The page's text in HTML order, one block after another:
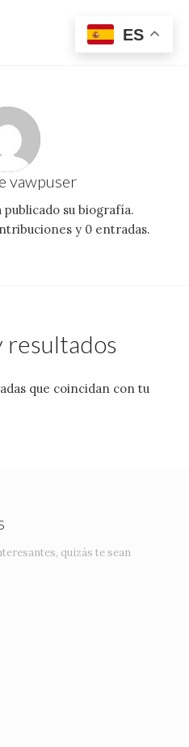
vawpuser
su biografía.
y 0 entradas.
resultados
que coincidan con tu
quizás te sean
ES